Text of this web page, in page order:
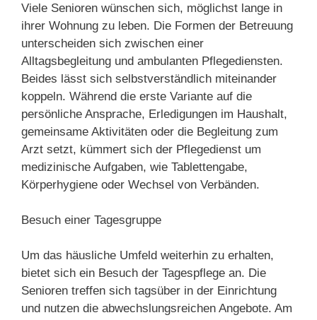
Viele Senioren wünschen sich, möglichst lange in
ihrer Wohnung zu leben. Die Formen der Betreuung
unterscheiden sich zwischen einer
Alltagsbegleitung und ambulanten Pflegediensten.
Beides lässt sich selbstverständlich miteinander
koppeln. Während die erste Variante auf die
persönliche Ansprache, Erledigungen im Haushalt,
gemeinsame Aktivitäten oder die Begleitung zum
Arzt setzt, kümmert sich der Pflegedienst um
medizinische Aufgaben, wie Tablettengabe,
Körperhygiene oder Wechsel von Verbänden.
Besuch einer Tagesgruppe
Um das häusliche Umfeld weiterhin zu erhalten,
bietet sich ein Besuch der Tagespflege an. Die
Senioren treffen sich tagsüber in der Einrichtung
und nutzen die abwechslungsreichen Angebote. Am